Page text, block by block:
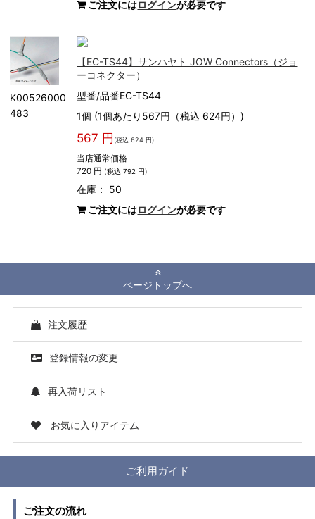
ご注文にはログインが必要です
K00526000
483
【EC-TS44】サンハヤト JOW Connectors（ジョ
ーコネクター）
型番/品番EC-TS44
1個 (1個あたり567円（税込 624円）)
567 円 (税込 624 円)
当店通常価格
720 円 (税込 792 円)
在庫： 50
ご注文にはログインが必要です
ページトップへ
注文履歴
登録情報の変更
再入荷リスト
お気に入りアイテム
ご利用ガイド
ご注文の流れ